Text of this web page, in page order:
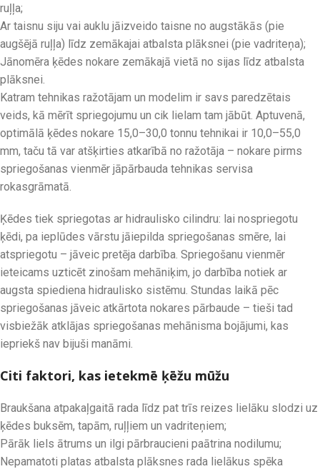
ruļļa;
Ar taisnu siju vai auklu jāizveido taisne no augstākās (pie
augšējā ruļļa) līdz zemākajai atbalsta plāksnei (pie vadriteņa);
Jānomēra ķēdes nokare zemākajā vietā no sijas līdz atbalsta
plāksnei.
Katram tehnikas ražotājam un modelim ir savs paredzētais
veids, kā mērīt spriegojumu un cik lielam tam jābūt. Aptuvenā,
optimālā ķēdes nokare 15,0–30,0 tonnu tehnikai ir 10,0–55,0
mm, taču tā var atšķirties atkarībā no ražotāja – nokare pirms
spriegošanas vienmēr jāpārbauda tehnikas servisa
rokasgrāmatā.
Ķēdes tiek spriegotas ar hidraulisko cilindru: lai nospriegotu
ķēdi, pa ieplūdes vārstu jāiepilda spriegošanas smēre, lai
atspriegotu – jāveic pretēja darbība. Spriegošanu vienmēr
ieteicams uzticēt zinošam mehāniķim, jo darbība notiek ar
augsta spiediena hidraulisko sistēmu. Stundas laikā pēc
spriegošanas jāveic atkārtota nokares pārbaude – tieši tad
visbiežāk atklājas spriegošanas mehānisma bojājumi, kas
iepriekš nav bijuši manāmi.
Citi faktori, kas ietekmē ķēžu mūžu
Braukšana atpakaļgaitā rada līdz pat trīs reizes lielāku slodzi uz
ķēdes buksēm, tapām, ruļļiem un vadriteņiem;
Pārāk liels ātrums un ilgi pārbraucieni paātrina nodilumu;
Nepamatoti platas atbalsta plāksnes rada lielākus spēka